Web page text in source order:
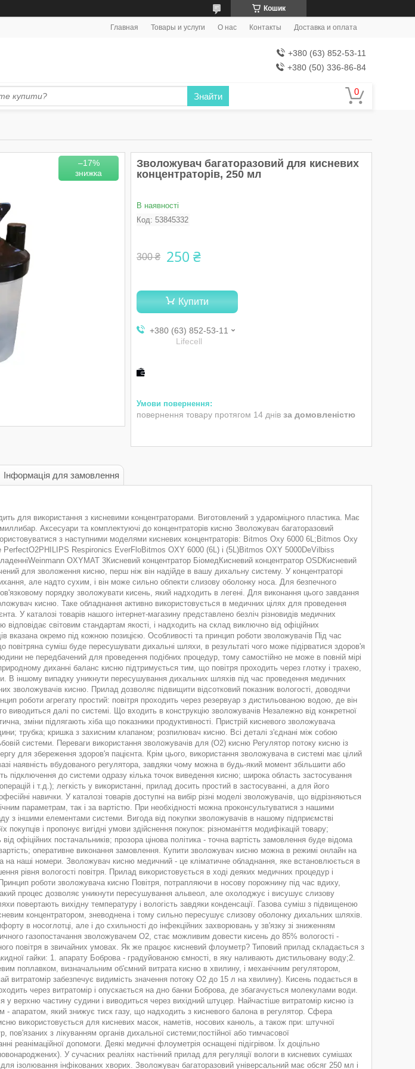
Кошик
Главная Товары и услуги О нас Контакты Доставка и оплата
+380 (63) 852-53-11
+380 (50) 336-86-84
Знайти
–17%
Зволожувач багаторазовий для кисневих
концентраторів, 250 мл
В наявності
Код: 53845332
300 ₴ 250 ₴
Купити
+380 (63) 852-53-11
Lifecell
повернення товару протягом 14 днів за домовленістю
Інформація для замовлення
для використання з кисневими концентраторами. Виготовлений з удароміцного пластика. Має
Аксесуари та комплектуючі до концентраторів кисню Зволожувач багаторазовий
з наступними моделями кисневих концентраторів: Bitmos Oxy 6000 6L;Bitmos Oxy
Respironics EverFloBitmos OXY 6000 (6L) і (5L)Bitmos OXY 5000DeVilbiss
OXYMAT 3Кисневий концентратор БіомедКисневий концентратор OSDКисневий
для зволоження кисню, перш ніж він надійде в вашу дихальну систему. У концентраторі
але надто сухим, і він може сильно обпекти слизову оболонку носа. Для безпечного
порядку зволожувати кисень, який надходить в легені. Для виконання цього завдання
кисню. Таке обладнання активно використовується в медичних цілях для проведення
У каталозі товарів нашого інтернет-магазину представлено безліч різновидів медичних
відповідає світовим стандартам якості, і надходить на склад виключно від офіційних
вказана окремо під кожною позицією. Особливості та принцип роботи зволожувачів Під час
повітряна суміш буде пересушувати дихальні шляхи, в результаті чого може підірватися здоров'я
не передбачений для проведення подібних процедур, тому самостійно не може в повній мірі
диханні баланс кисню підтримується тим, що повітря проходить через глотку і трахею,
В іншому випадку уникнути пересушування дихальних шляхів під час проведення медичних
зволожувачів кисню. Прилад дозволяє підвищити відсотковий показник вологості, доводячи
роботи агрегату простий: повітря проходить через резервуар з дистильованою водою, де він
виводиться далі по системі. Що входить в конструкцію зволожувачів Незалежно від конкретної
зміни підлягають хіба що показники продуктивності. Пристрій кисневого зволожувача
трубка; кришка з захисним клапаном; розпилювач кисню. Всі деталі з'єднані між собою
системи. Переваги використання зволожувачів для (О2) кисню Регулятор потоку кисню із
для збереження здоров'я пацієнта. Крім цього, використання зволожувача в системі має цілий
наявність вбудованого регулятора, завдяки чому можна в будь-який момент збільшити або
підключення до системи одразу кілька точок виведення кисню; широка область застосування
і т.д.); легкість у використанні, прилад досить простий в застосуванні, а для його
навички. У каталозі товарів доступні на вибір різні моделі зволожувачів, що відрізняються
параметрам, так і за вартістю. При необхідності можна проконсультуватися з нашими
з іншими елементами системи. Вигода від покупки зволожувачів в нашому підприємстві
покупців і пропонує вигідні умови здійснення покупок: різноманіття модифікацій товару;
від офіційних постачальників; прозора цінова політика - точна вартість замовлення буде відома
оперативне виконання замовлення. Купити зволожувач кисню можна в режимі онлайн на
на наші номери. Зволожувач кисню медичний - це кліматичне обладнання, яке встановлюється в
рівня вологості повітря. Прилад використовується в ході деяких медичних процедур і
Принцип роботи зволожувача кисню Повітря, потрапляючи в носову порожнину під час вдиху,
процес дозволяє уникнути пересушування альвеол, але охолоджує і висушує слизову
повертають вихідну температуру і вологість завдяки конденсації. Газова суміш з підвищеною
концентратором, зневоднена і тому сильно пересушує слизову оболонку дихальних шляхів.
в носоглотці, але і до схильності до інфекційних захворювань у зв'язку зі зниженням
газопостачання зволожувачем О2, стає можливим довести кисень до 85% вологості -
повітря в звичайних умовах. Як же працює кисневий флоуметр? Типовий прилад складається з
гайки: 1. апарату Боброва - градуйованою ємності, в яку наливають дистильовану воду;2.
поплавком, визначальним об'ємний витрата кисню в хвилину, і механічним регулятором,
витратомір забезпечує видимість значення потоку О2 до 15 л на хвилину). Кисень подається в
через витратомір і опускається на дно банки Боброва, де збагачується молекулами води.
у верхню частину судини і виводиться через вихідний штуцер. Найчастіше витратомір кисню із
- апаратом, який знижує тиск газу, що надходить з кисневого балона в регулятор. Сфера
використовується для кисневих масок, наметів, носових канюль, а також при: штучної
пов'язаних з лікуванням органів дихальної системи;постійної або тимчасової
реанімаційної допомоги. Деякі медичні флоуметрія оснащені підігрівом. Їх доцільно
У сучасних реаліях настінний прилад для регуляції вологи в кисневих сумішах
ізолювання інфікованих хворих. Зволожувач багаторазовий універсальний має обсяг 250 мл і